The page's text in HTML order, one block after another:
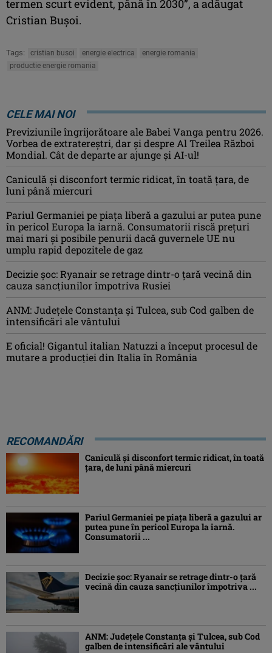
termen scurt evident, până în 2030”, a adăugat
Cristian Buşoi.
Tags: cristian busoi energie electrica
energie romania
productie energie romania
CELE MAI NOI
Previziunile îngrijorătoare ale Babei Vanga pentru 2026.
Vorbea de extratereștri, dar și despre Al Treilea Război
Mondial. Cât de departe ar ajunge și AI-ul!
Caniculă şi disconfort termic ridicat, în toată ţara, de
luni până miercuri
Pariul Germaniei pe piaţa liberă a gazului ar putea pune
în pericol Europa la iarnă. Consumatorii riscă preţuri
mai mari şi posibile penurii dacă guvernele UE nu
umplu rapid depozitele de gaz
Decizie șoc: Ryanair se retrage dintr-o țară vecină din
cauza sancțiunilor împotriva Rusiei
ANM: Judeţele Constanţa şi Tulcea, sub Cod galben de
intensificări ale vântului
E oficial! Gigantul italian Natuzzi a început procesul de
mutare a producției din Italia în România
RECOMANDĂRI
Caniculă şi disconfort termic ridicat, în toată
ţara, de luni până miercuri
Pariul Germaniei pe piaţa liberă a gazului ar
putea pune în pericol Europa la iarnă.
Consumatorii ...
Decizie șoc: Ryanair se retrage dintr-o țară
vecină din cauza sancțiunilor împotriva ...
ANM: Judeţele Constanţa şi Tulcea, sub Cod
galben de intensificări ale vântului